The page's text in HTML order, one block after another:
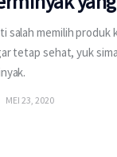
salah memilih produk
tetap sehat, yuk
MEI 23, 2020